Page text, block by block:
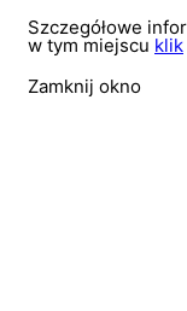
Szczegółowe
w tym miejscu klik
Zamknij okno